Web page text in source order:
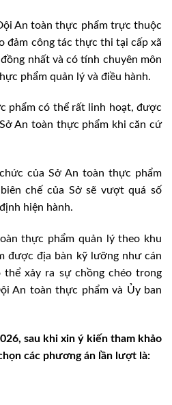
An toàn thực phẩm trực thuộc
đảm công tác thực thi tại cấp xã
nhất và có tính chuyên môn
phẩm quản lý và điều hành.
phẩm có thể rất linh hoạt, được
An toàn thực phẩm khi căn cứ
của Sở An toàn thực phẩm
chế của Sở sẽ vượt quá số
hiện hành.
thực phẩm quản lý theo khu
được địa bàn kỹ lưỡng như cán
xảy ra sự chồng chéo trong
An toàn thực phẩm và Ủy ban
sau khi xin ý kiến tham khảo
các phương án lần lượt là: